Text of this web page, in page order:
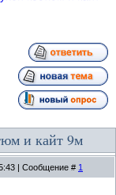
и кайт 9м
| Сообщение # 1